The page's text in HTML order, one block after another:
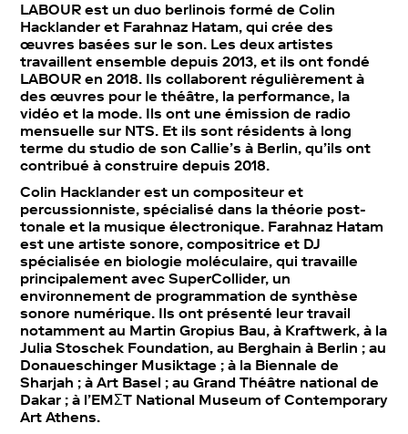
LABOUR est un duo berlinois formé de Colin
Hacklander et Farahnaz Hatam, qui crée des
œuvres basées sur le son. Les deux artistes
travaillent ensemble depuis 2013, et ils ont fondé
LABOUR en 2018. Ils collaborent régulièrement à
des œuvres pour le théâtre, la performance, la
vidéo et la mode. Ils ont une émission de radio
mensuelle sur NTS. Et ils sont résidents à long
terme du studio de son Callie’s à Berlin, qu’ils ont
contribué à construire depuis 2018.
Colin Hacklander est un compositeur et
percussionniste, spécialisé dans la théorie post-
tonale et la musique électronique. Farahnaz Hatam
est une artiste sonore, compositrice et DJ
spécialisée en biologie moléculaire, qui travaille
principalement avec SuperCollider, un
environnement de programmation de synthèse
sonore numérique. Ils ont présenté leur travail
notamment au Martin Gropius Bau, à Kraftwerk, à la
Julia Stoschek Foundation, au Berghain à Berlin ; au
Donaueschinger Musiktage ; à la Biennale de
Sharjah ; à Art Basel ; au Grand Théâtre national de
Dakar ; à l’EMΣT National Museum of Contemporary
Art Athens.